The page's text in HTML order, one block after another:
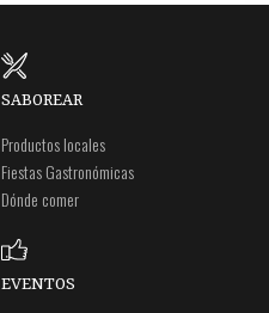
SABOREAR
Productos locales
Fiestas Gastronómicas
Dónde comer
EVENTOS